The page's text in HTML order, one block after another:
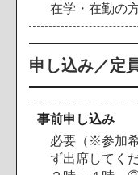
在学・在勤の
申し込み／定
事前申し込み
必要（※参加
ず出席してく